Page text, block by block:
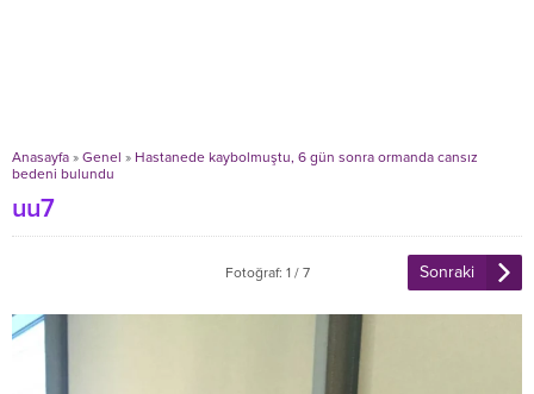
Anasayfa » Genel » Hastanede kaybolmuştu, 6 gün sonra ormanda cansız
bedeni bulundu
uu7
Fotoğraf: 1 / 7 Sonraki